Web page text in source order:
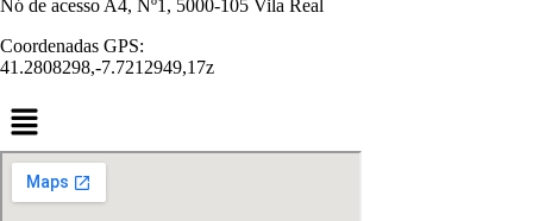
Nó de acesso A4, Nº1, 5000-105 Vila Real
Coordenadas GPS:
41.2808298,-7.7212949,17z
Menu